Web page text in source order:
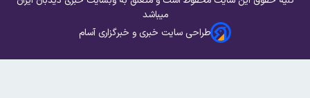
میباشد
طراحی سایت خبری و خبرگزاری آسام